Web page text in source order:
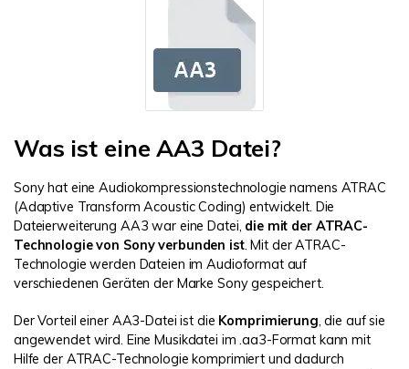
Was ist eine AA3 Datei?
Sony hat eine Audiokompressionstechnologie namens ATRAC
(Adaptive Transform Acoustic Coding) entwickelt. Die
Dateierweiterung AA3 war eine Datei, die mit der ATRAC-
Technologie von Sony verbunden ist. Mit der ATRAC-
Technologie werden Dateien im Audioformat auf
verschiedenen Geräten der Marke Sony gespeichert.
Der Vorteil einer AA3-Datei ist die Komprimierung , die auf sie
angewendet wird. Eine Musikdatei im .aa3-Format kann mit
Hilfe der ATRAC-Technologie komprimiert und dadurch